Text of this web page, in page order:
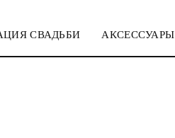
СВАДЬБИ АКСЕССУАРЫ